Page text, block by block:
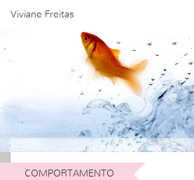
Viviane Freitas
COMPORTAMENTO